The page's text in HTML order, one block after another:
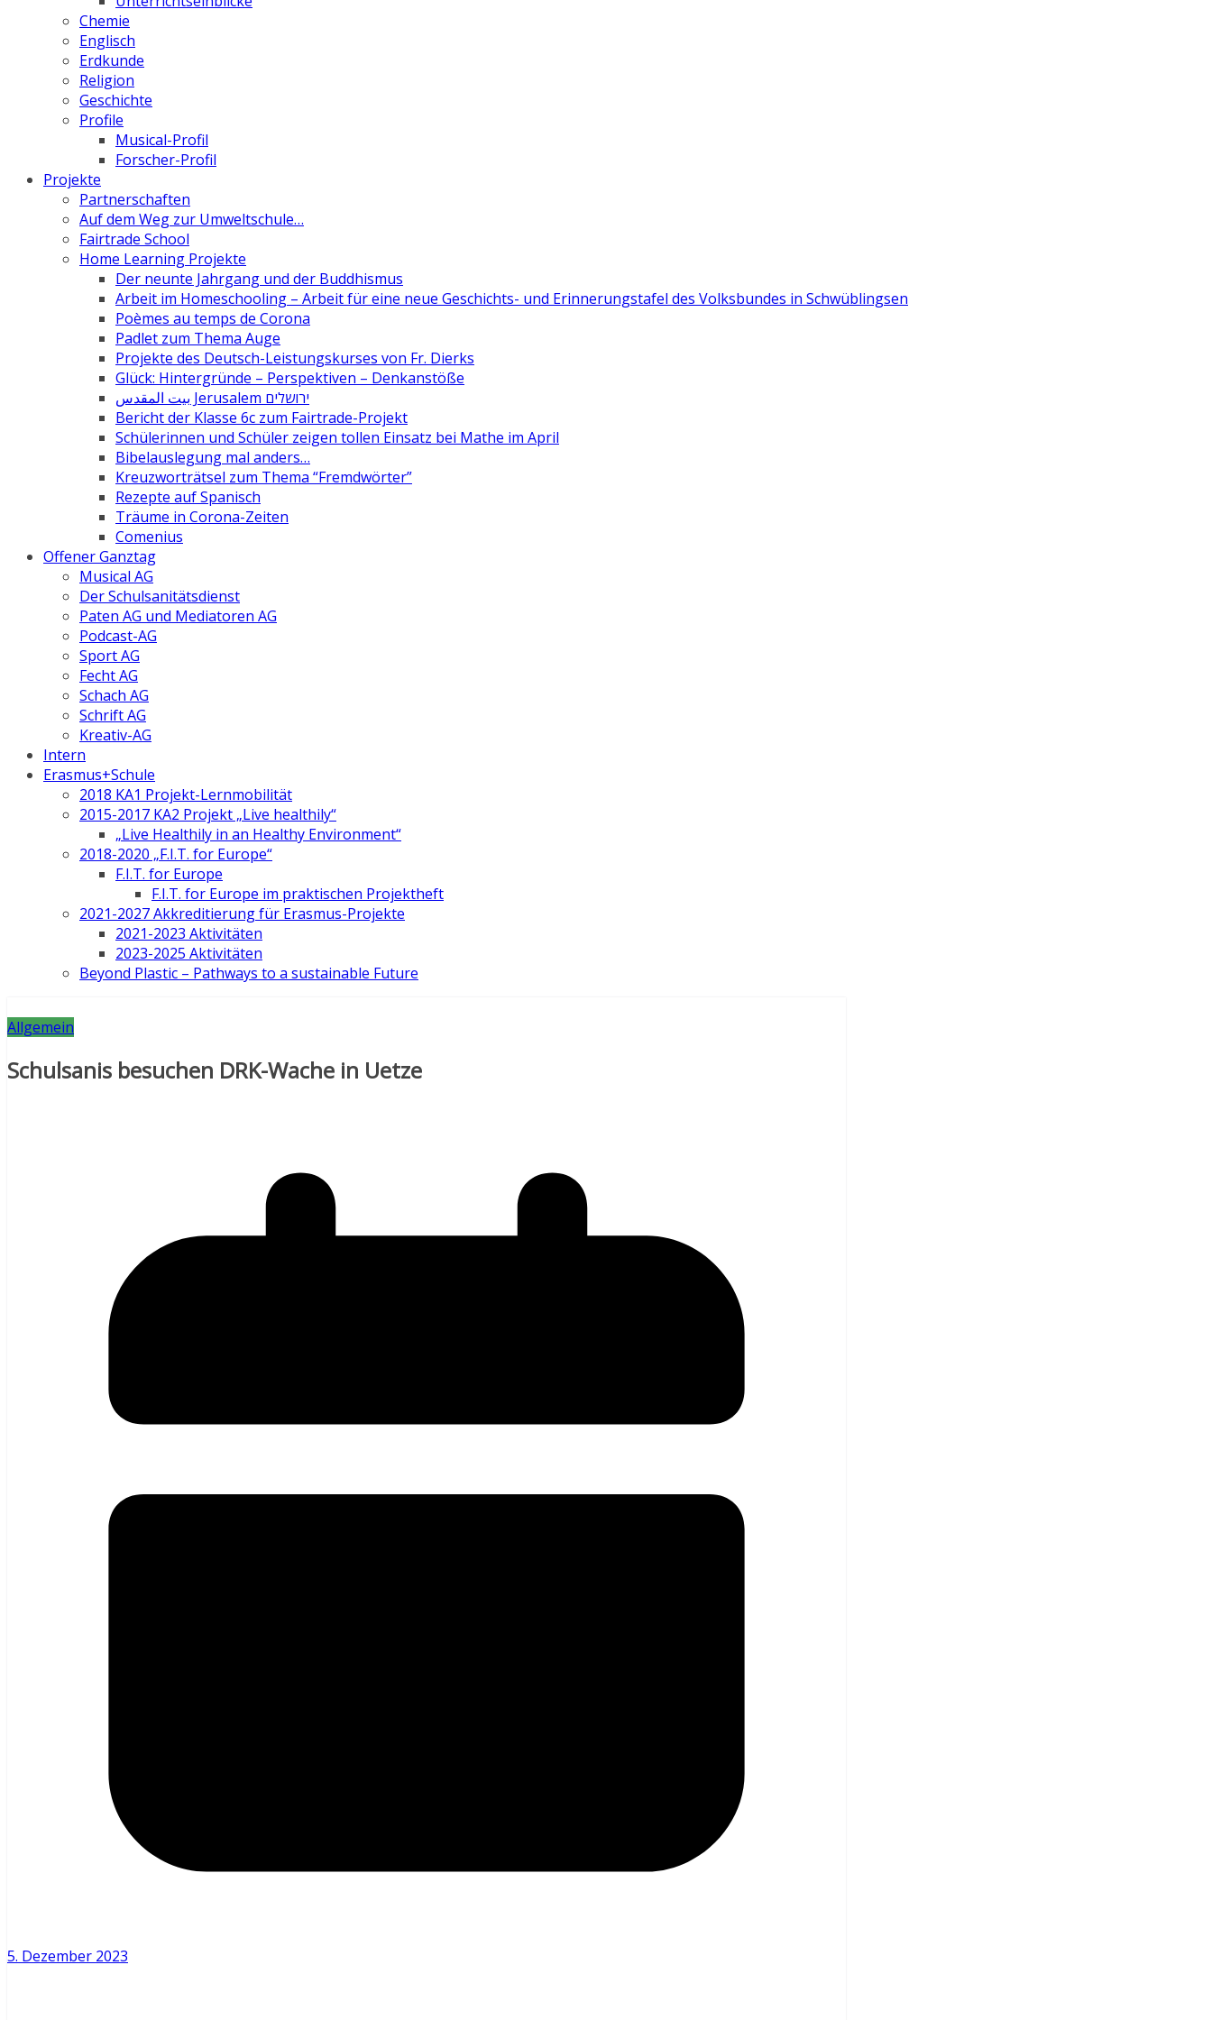
Chemie
Englisch
Erdkunde
Religion
Geschichte
Profile
Musical-Profil
Forscher-Profil
Projekte
Partnerschaften
Auf dem Weg zur Umweltschule…
Fairtrade School
Home Learning Projekte
Der neunte Jahrgang und der Buddhismus
Arbeit im Homeschooling – Arbeit für eine neue Geschichts- und Erinnerungstafel des Volksbundes in Schwüblingsen
Poèmes au temps de Corona
Padlet zum Thema Auge
Projekte des Deutsch-Leistungskurses von Fr. Dierks
Glück: Hintergründe – Perspektiven – Denkanstöße
بيت المقدس Jerusalem ירושלים
Bericht der Klasse 6c zum Fairtrade-Projekt
Schülerinnen und Schüler zeigen tollen Einsatz bei Mathe im April
Bibelauslegung mal anders…
Kreuzworträtsel zum Thema “Fremdwörter”
Rezepte auf Spanisch
Träume in Corona-Zeiten
Comenius
Offener Ganztag
Musical AG
Der Schulsanitätsdienst
Paten AG und Mediatoren AG
Podcast-AG
Sport AG
Fecht AG
Schach AG
Schrift AG
Kreativ-AG
Intern
Erasmus+Schule
2018 KA1 Projekt-Lernmobilität
2015-2017 KA2 Projekt „Live healthily“
„Live Healthily in an Healthy Environment“
2018-2020 „F.I.T. for Europe“
F.I.T. for Europe
F.I.T. for Europe im praktischen Projektheft
2021-2027 Akkreditierung für Erasmus-Projekte
2021-2023 Aktivitäten
2023-2025 Aktivitäten
Beyond Plastic – Pathways to a sustainable Future
Allgemein
Schulsanis besuchen DRK-Wache in Uetze
5. Dezember 2023